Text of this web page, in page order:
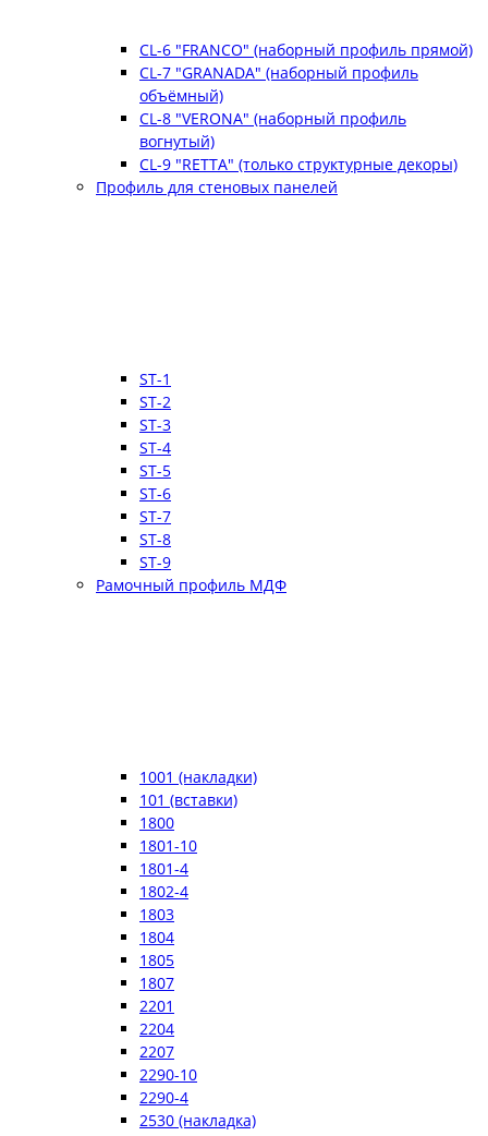
CL-6 "FRANCO" (наборный профиль прямой)
CL-7 "GRANADA" (наборный профиль
объёмный)
CL-8 "VERONA" (наборный профиль
вогнутый)
CL-9 "RETTA" (только структурные декоры)
Профиль для стеновых панелей
ST-1
ST-2
ST-3
ST-4
ST-5
ST-6
ST-7
ST-8
ST-9
Рамочный профиль МДФ
1001 (накладки)
101 (вставки)
1800
1801-10
1801-4
1802-4
1803
1804
1805
1807
2201
2204
2207
2290-10
2290-4
2530 (накладка)